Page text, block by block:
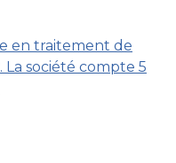
en traitement de
La société compte 5